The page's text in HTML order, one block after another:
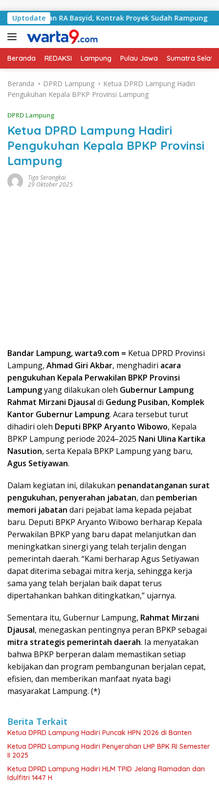
Uptodate
Jalan RA Basyid, Kontrak Proyek Sudah Rampung
Beranda REDAKSI Lampung Pulau Jawa Sumatra
Beranda DPRD Lampung
Ketua DPRD Lampung Hadiri
Pengukuhan Kepala BPKP Provinsi Lampung
DPRD Lampung
Ketua DPRD Lampung Hadiri
Pengukuhan Kepala BPKP Provinsi
Lampung
Tiga Serangkai
29 Oktober 2025
Bandar Lampung, warta9.com = Ketua DPRD Provinsi
Lampung, Ahmad Giri Akbar, menghadiri acara
pengukuhan Kepala Perwakilan BPKP Provinsi
Lampungyang dilakukan oleh Gubernur Lampung
Rahmat Mirzani Djausal di Gedung Pusiban, Komplek
Kantor Gubernur Lampung. Acara tersebut turut
dihadiri oleh Deputi BPKP Aryanto Wibowo, Kepala
BPKP Lampung periode 2024–2025 Nani Ulina Kartika
Nasution, serta Kepala BPKP Lampung yang baru,
Agus Setiyawan.
Dalam kegiatan ini, dilakukan penandatanganan surat
pengukuhan, penyerahan jabatan, dan pemberian
memori jabatan dari pejabat lama kepada pejabat
baru. Deputi BPKP Aryanto Wibowo berharap Kepala
Perwakilan BPKP yang baru dapat melanjutkan dan
meningkatkan sinergi yang telah terjalin dengan
pemerintah daerah. “Kami berharap Agus Setiyawan
dapat diterima sebagai mitra kerja, sehingga kerja
sama yang telah berjalan baik dapat terus
dipertahankan bahkan ditingkatkan,” ujarnya.
Sementara itu, Gubernur Lampung, Rahmat Mirzani
Djausal, menegaskan pentingnya peran BPKP sebagai
mitra strategis pemerintah daerah. Ia menyatakan
bahwa BPKP berperan dalam memastikan setiap
kebijakan dan program pembangunan berjalan cepat,
efisien, dan memberikan manfaat nyata bagi
masyarakat Lampung. (*)
Berita Terkait
Ketua DPRD Lampung Hadiri Puncak HPN 2026 di Banten
Ketua DPRD Lampung Hadiri Penyerahan LHP BPK RI Semester
II 2025
Ketua DPRD Lampung Hadiri HLM TPID Jelang Ramadan dan
Idulfitri 1447 H